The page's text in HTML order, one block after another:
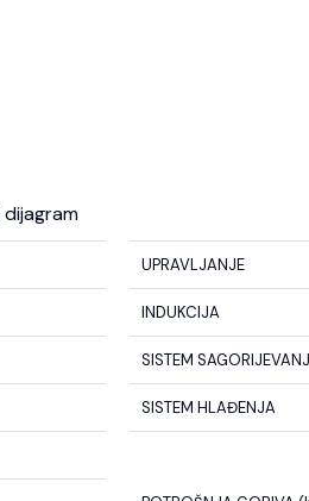
UPRAVLJANJE
INDUKCIJA
SISTEM
SISTEM HLAĐENJA